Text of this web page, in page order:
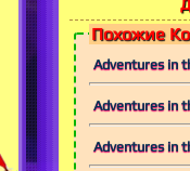
Похожие
Adventures in
Adventures in
Adventures in